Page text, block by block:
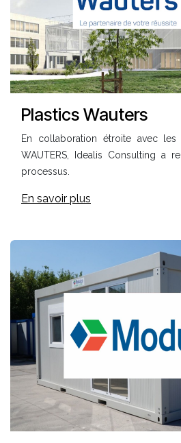
Plastics Wauters
En collaboration étroite avec les
WAUTERS, Idealis Consulting a
processus.
En savoir plus